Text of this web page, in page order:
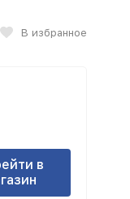
В избранное
в